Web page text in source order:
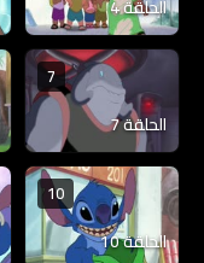
الحلقة 4
7
الحلقة 7
10
الحلقة 10